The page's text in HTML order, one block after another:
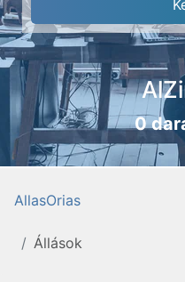
0
AllasOrias
Állások